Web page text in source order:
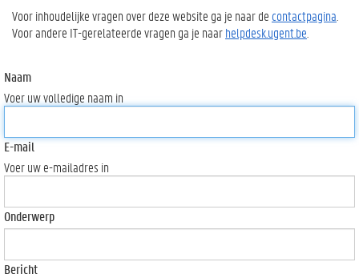
Voor inhoudelijke vragen over deze website ga je naar de contactpagina
Voor andere IT-gerelateerde vragen ga je naarhelpdesk.ugent.be
Naam
Voer uw volledige naam in
E-mail
Voer uw e-mailadres in
Onderwerp
Bericht